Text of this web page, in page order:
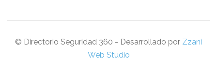
© Directorio Seguridad 360 - Desarrollado por Zzani
Web Studio